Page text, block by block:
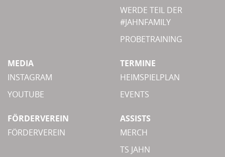
WERDE TEIL DER
#JAHNFAMILY
PROBETRAINING
MEDIA
INSTAGRAM
YOUTUBE
TERMINE
HEIMSPIELPLAN
EVENTS
FÖRDERVEREIN
FÖRDERVEREIN
ASSISTS
MERCH
TS JAHN